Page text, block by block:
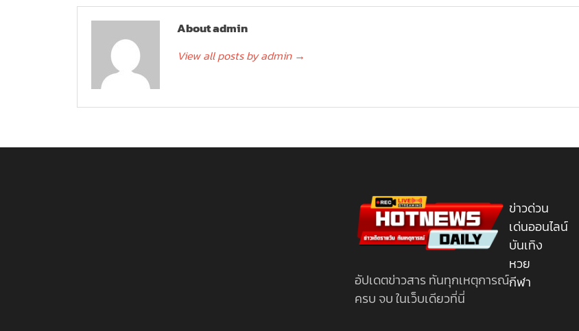
About admin
View all posts by admin →
อัปเดตข่าวสาร ทันทุกเหตุการณ์
ครบ จบ ในเว็บเดียวที่นี่
ข่าวด่วน
เด่นออนไลน์
บันเทิง
หวย
กีฬา